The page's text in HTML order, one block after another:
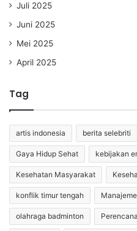
Juli 2025
Juni 2025
Mei 2025
April 2025
Tag
artis indonesia berita selebriti
Gaya Hidup Sehat kebijakan
Kesehatan Masyarakat
konflik timur tengah
olahraga badminton